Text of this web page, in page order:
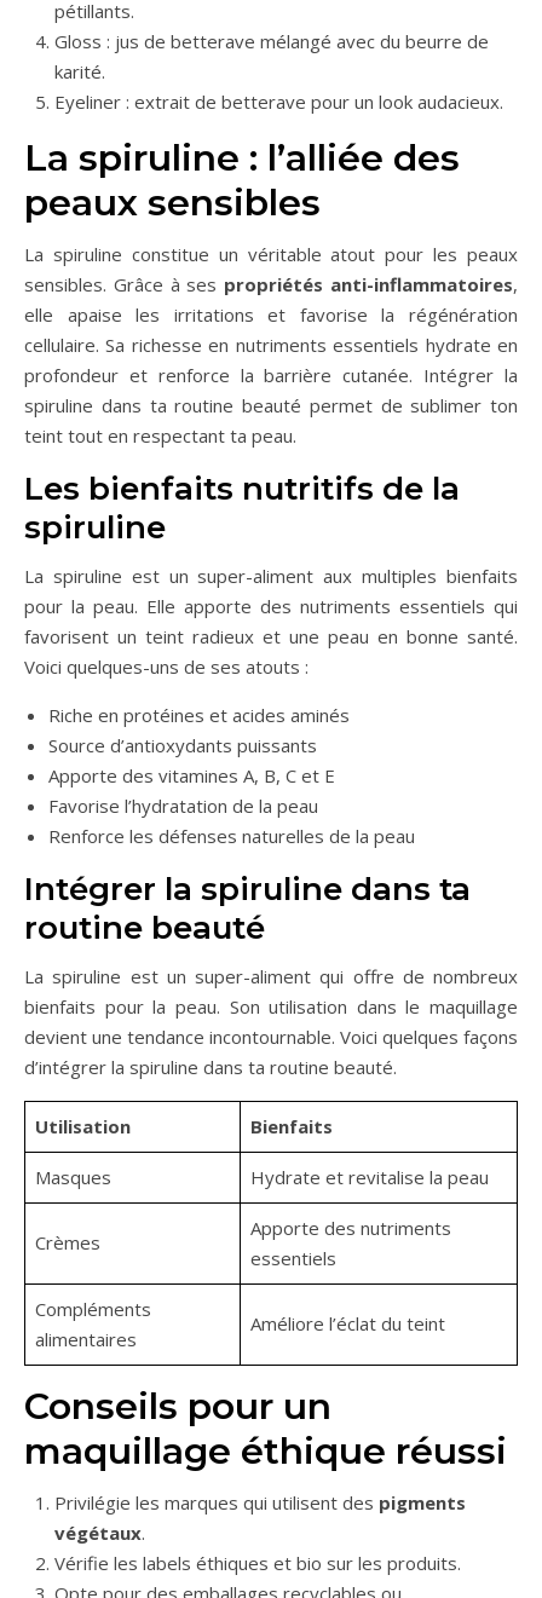
pétillants.
Gloss : jus de betterave mélangé avec du beurre de
karité.
Eyeliner : extrait de betterave pour un look audacieux.
La spiruline : l’alliée des
peaux sensibles
La spiruline constitue un véritable atout pour les peaux
sensibles. Grâce à ses propriétés anti-inflammatoires,
elle apaise les irritations et favorise la régénération
cellulaire. Sa richesse en nutriments essentiels hydrate en
profondeur et renforce la barrière cutanée. Intégrer la
spiruline dans ta routine beauté permet de sublimer ton
teint tout en respectant ta peau.
Les bienfaits nutritifs de la
spiruline
La spiruline est un super-aliment aux multiples bienfaits
pour la peau. Elle apporte des nutriments essentiels qui
favorisent un teint radieux et une peau en bonne santé.
Voici quelques-uns de ses atouts :
Riche en protéines et acides aminés
Source d’antioxydants puissants
Apporte des vitamines A, B, C et E
Favorise l’hydratation de la peau
Renforce les défenses naturelles de la peau
Intégrer la spiruline dans ta
routine beauté
La spiruline est un super-aliment qui offre de nombreux
bienfaits pour la peau. Son utilisation dans le maquillage
devient une tendance incontournable. Voici quelques façons
d’intégrer la spiruline dans ta routine beauté.
Utilisation Bienfaits
Masques Hydrate et revitalise la peau
Crèmes
Apporte des nutriments
essentiels
Compléments
alimentaires
Améliore l’éclat du teint
Conseils pour un
maquillage éthique réussi
Privilégie les marques qui utilisent des pigments
végétaux.
Vérifie les labels éthiques et bio sur les produits.
Opte pour des emballages recyclables ou